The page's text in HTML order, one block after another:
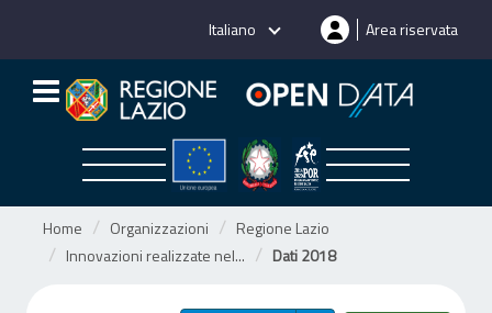
Italiano Area riservata
Home Organizzazioni
Regione Lazio
Innovazioni realizzate nel...
Dati 2018